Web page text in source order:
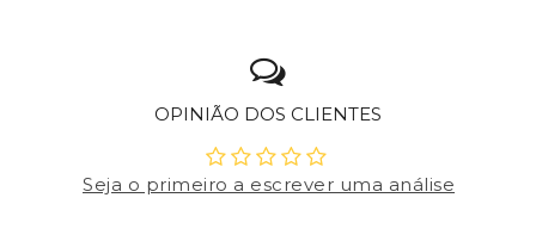
OPINIÃO DOS CLIENTES
Seja o primeiro a escrever uma análise